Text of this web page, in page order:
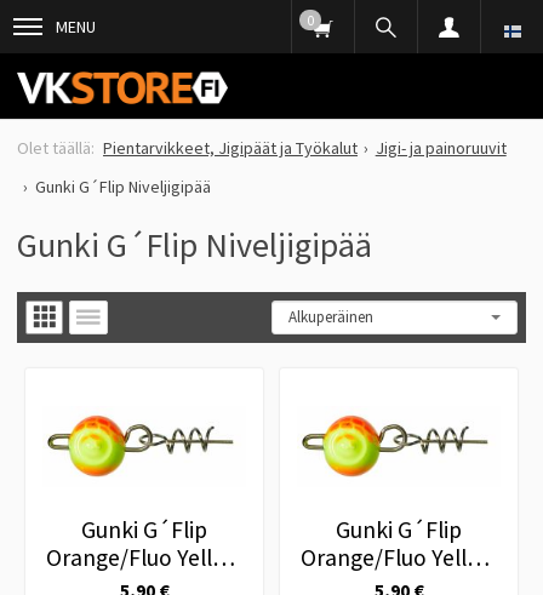
MENU 0
Pientarvikkeet, Jigipäät ja Työkalut
Jigi- ja painoruuvit
Gunki G´Flip Niveljigipää
Gunki G´Flip Niveljigipää
Gunki G´Flip
Orange/Fluo Yellow
Niveljigipää 3,5g
Gunki G´Flip
Orange/Fluo Yellow
Niveljigipää 5g